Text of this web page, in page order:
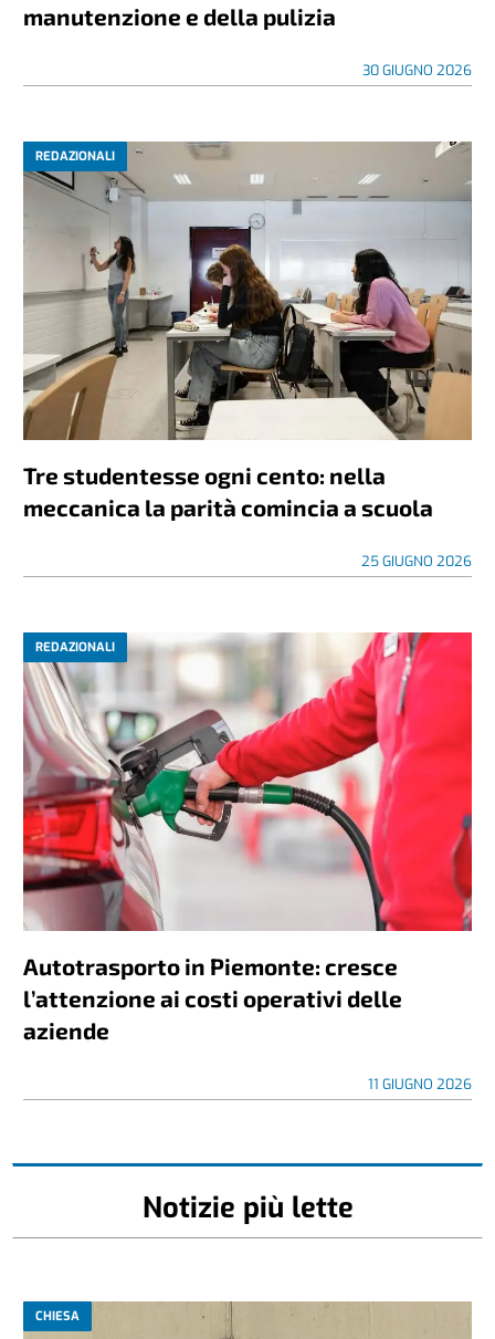
manutenzione e della pulizia
30 GIUGNO 2026
REDAZIONALI
Tre studentesse ogni cento: nella
meccanica la parità comincia a scuola
25 GIUGNO 2026
REDAZIONALI
Autotrasporto in Piemonte: cresce
l’attenzione ai costi operativi delle
aziende
11 GIUGNO 2026
Notizie più lette
CHIESA